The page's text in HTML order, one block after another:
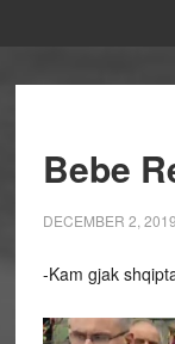
Bebe
DECEMBER 2, 2019
-Kam gjak